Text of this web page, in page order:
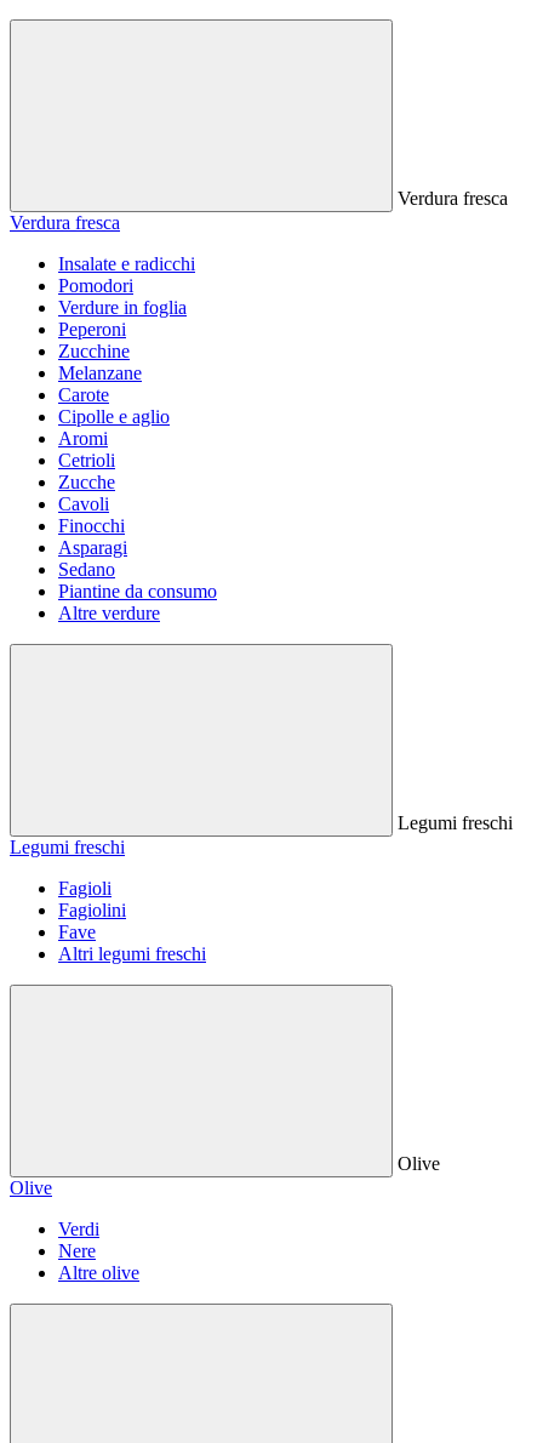
Verdura fresca
Verdura fresca
Insalate e radicchi
Pomodori
Verdure in foglia
Peperoni
Zucchine
Melanzane
Carote
Cipolle e aglio
Aromi
Cetrioli
Zucche
Cavoli
Finocchi
Asparagi
Sedano
Piantine da consumo
Altre verdure
Legumi freschi
Legumi freschi
Fagioli
Fagiolini
Fave
Altri legumi freschi
Olive
Olive
Verdi
Nere
Altre olive